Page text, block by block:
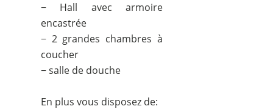
− Hall avec armoire
encastrée
− 2 grandes chambres à
coucher
− salle de douche
En plus vous disposez de: